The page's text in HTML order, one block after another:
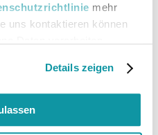
mehr
uns kontaktieren können
Details zeigen